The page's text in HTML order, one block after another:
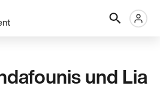
und Lia